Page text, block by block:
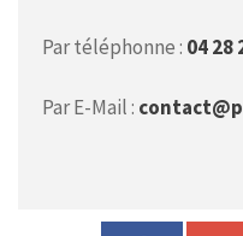
Par téléphonne : 04 28
Par E-Mail :